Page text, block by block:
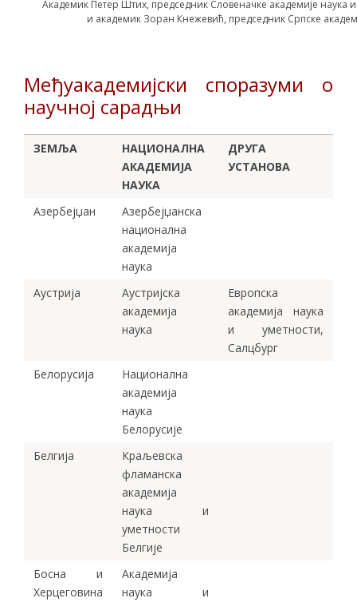
Академик Петер Штих, председник Словеначке академије наука
и академик Зоран Кнежевић, председник Српске
Међуакадемијски споразуми о
научној сарадњи
ЗЕМЉА
НАЦИОНАЛНА
АКАДЕМИЈА
НАУКА
ДРУГА
УСТАНОВА
Азербејџан
Азербејџанска
национална
академија
наука
Аустрија
Аустријска
академија
наука
Европска
академија наука
и уметности,
Салцбург
Белорусија
Национална
академија
наука
Белорусије
Белгија
Краљевска
фламанска
академија
наука и
уметности
Белгије
Босна и
Херцеговина
Академија
наука и